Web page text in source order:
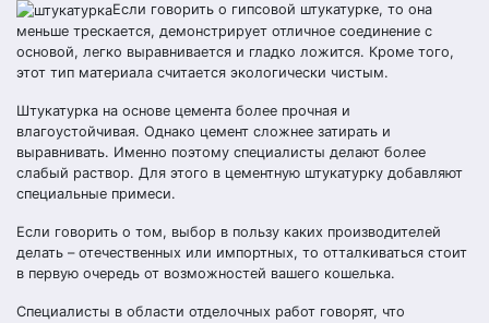
Если говорить о гипсовой штукатурке, то она
меньше трескается, демонстрирует отличное соединение с
основой, легко выравнивается и гладко ложится. Кроме того,
этот тип материала считается экологически чистым.
Штукатурка на основе цемента более прочная и
влагоустойчивая. Однако цемент сложнее затирать и
выравнивать. Именно поэтому специалисты делают более
слабый раствор. Для этого в цементную штукатурку добавляют
специальные примеси.
Если говорить о том, выбор в пользу каких производителей
делать – отечественных или импортных, то отталкиваться стоит
в первую очередь от возможностей вашего кошелька.
Специалисты в области отделочных работ говорят, что